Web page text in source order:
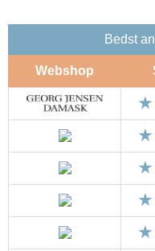
Bedst
Webshop